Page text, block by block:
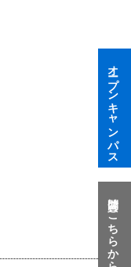
オープンキャンパス
質問はこちらから